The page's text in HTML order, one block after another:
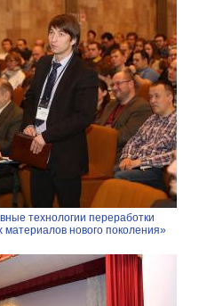
технологии переработки
нового поколения»